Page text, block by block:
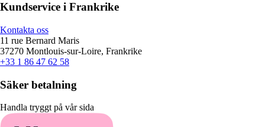
Kundservice i Frankrike
Kontakta oss
11 rue Bernard Maris
37270 Montlouis-sur-Loire, Frankrike
+33 1 86 47 62 58
Säker betalning
Handla tryggt på vår sida